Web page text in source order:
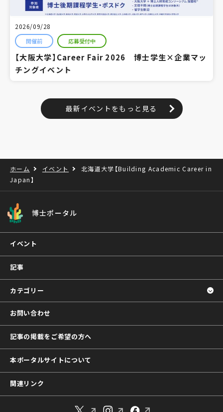
2026/09/28
開催前 応募受付中
【大阪大学】Career Fair 2026 博士学生×企業マッ
チングイベント
最新イベントをもっと見る
ホーム イベント
北海道大学【Building Academic Career in
Japan】
博士ポータル
イベント
記事
カテゴリー
お問い合わせ
記事の掲載をご希望の方へ
本ポータルサイトについて
関連リンク